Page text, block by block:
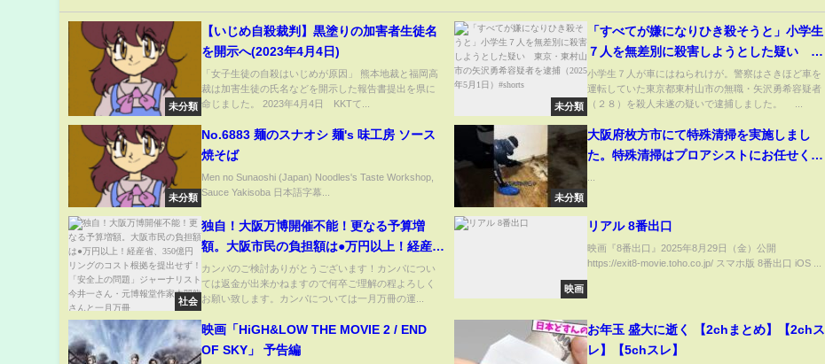
未分類
【いじめ自殺裁判】黒塗りの加害者生徒名
を開示へ(2023年4月4日)
「女子生徒の自殺はいじめが原因」 熊本地裁と福岡高
裁は加害生徒の氏名などを開示した報告書提出を県に
命じました。 2023年4月4日 KKTて...
未分類
「すべてが嫌になりひき殺そうと」小学生
７人を無差別に殺害しようとした疑い 東
京・東村山市の矢沢勇希容疑者を逮捕
（2025年5月1日）#shorts
小学生７人が車にはねられけが。警察はさきほど車を
運転していた東京都東村山市の無職・矢沢勇希容疑者
（２８）を殺人未遂の疑いで逮捕しました。 ...
未分類
No.6883 麺のスナオシ 麺's 味工房 ソース
焼そば
Men no Sunaoshi (Japan) Noodles's Taste Workshop,
Sauce Yakisoba 日本語字幕...
未分類
大阪府枚方市にて特殊清掃を実施しまし
た。特殊清掃はプロアシストにお任せくだ
社会
独自！大阪万博開催不能！更なる予算増
額。大阪市民の負担額は●万円以上！経産
省、350億円リングのコスト根拠を提出せ
ず！「安全上の問題」ジャーナリスト今井
一さん・元博報堂作家本間龍さんと一月万
冊
カンパのご検討ありがとうございます！カンパについ
ては返金が出来かねますので何卒ご理解の程よろしく
お願い致します。カンパについては一月万冊の運...
映画
リアル 8番出口
映画『8番出口』2025年8月29日（金）公開
https://exit8-movie.toho.co.jp/ スマホ版 8番出口 iOS ...
映画「HiGH&LOW THE MOVIE 2 / END
OF SKY」 予告編
お年玉 盛大に逝く 【2chまとめ】【2chス
レ】【5chスレ】